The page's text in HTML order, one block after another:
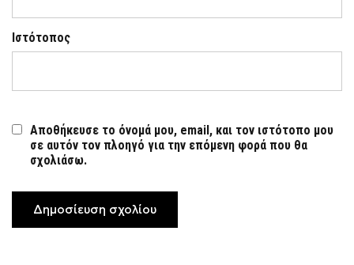
Ιστότοπος
Αποθήκευσε το όνομά μου, email, και τον ιστότοπο μου
σε αυτόν τον πλοηγό για την επόμενη φορά που θα
σχολιάσω.